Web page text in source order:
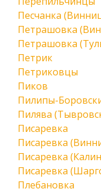
Песчанка
Петрашовка
Петрашовка
Петрик
Петриковцы
Пиков
Пилипы-
Пилява
Писаревка
Писаревка
Писаревка
Писаревка
Плебановка